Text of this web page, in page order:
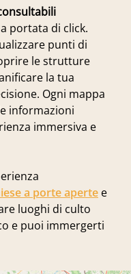
portata di click.
punti di
le strutture
la tua
Ogni mappa
informazioni
immersiva e
a porte aperte e
luoghi di culto
e puoi immergerti